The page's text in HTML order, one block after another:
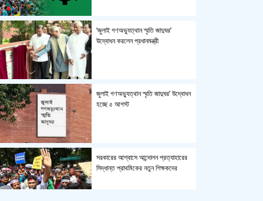
‘জুলাই গণঅভ্যুত্থান স্মৃতি জাদুঘর’
উদ্বোধন করলেন প্রধানমন্ত্রী
জুলাই গণঅভ্যুত্থান স্মৃতি জাদুঘর’ উদ্বোধন
হচ্ছে ৫ আগস্ট
সরকারের আশ্বাসে আন্দোলন প্রত্যাহারের
সিদ্ধান্ত প্রাথমিকের নতুন শিক্ষকদের